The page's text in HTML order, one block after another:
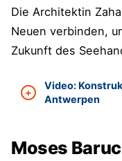
Die Architektin
Neuen verbinden,
Zukunft des
Video:
Antwerpen
Moses